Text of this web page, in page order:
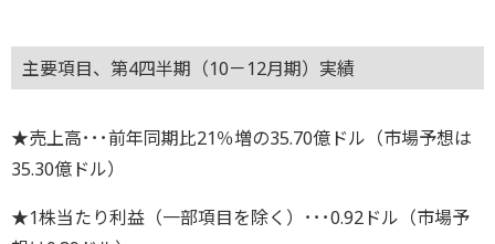
主要項目、第4四半期（10－12月期）実績
★売上高･･･前年同期比21％増の35.70億ドル（市場予想は
35.30億ドル）
★1株当たり利益（一部項目を除く）･･･0.92ドル（市場予